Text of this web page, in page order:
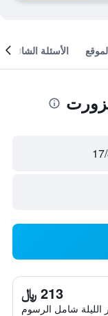
الأسئلة الشائعة
213 ﷼
الليلة شامل الرسوم